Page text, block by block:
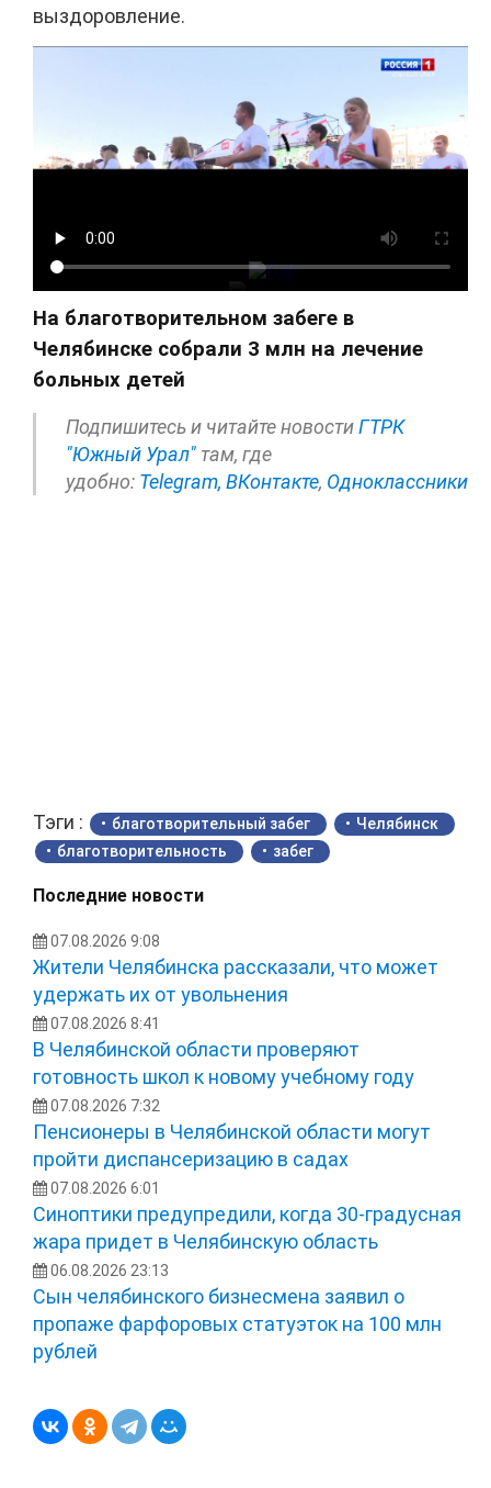
выздоровление.
На благотворительном забеге в
Челябинске собрали 3 млн на лечение
больных детей
Подпишитесь и читайте новостиГТРК
"Южный Урал" там, где
удобно: Telegram, ВКонтакте, Одноклассники
Тэги : благотворительный забег
Челябинск
благотворительность
забег
Последние новости
07.08.2026 9:08
Жители Челябинска рассказали, что может
удержать их от увольнения
07.08.2026 8:41
В Челябинской области проверяют
готовность школ к новому учебному году
07.08.2026 7:32
Пенсионеры в Челябинской области могут
пройти диспансеризацию в садах
07.08.2026 6:01
Синоптики предупредили, когда 30-градусная
жара придет в Челябинскую область
06.08.2026 23:13
Сын челябинского бизнесмена заявил о
пропаже фарфоровых статуэток на 100 млн
рублей